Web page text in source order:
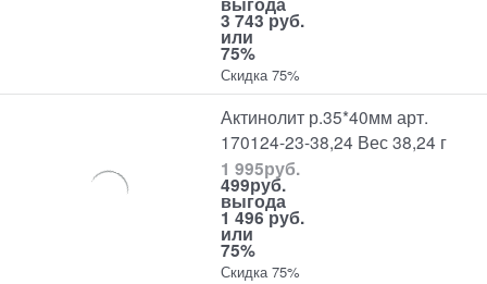
3 743 руб.
или
75%
Скидка 75%
Актинолит р.35*40мм арт.
170124-23-38,24 Вес 38,24 г
1 995руб.
499руб.
выгода
1 496 руб.
или
75%
Скидка 75%